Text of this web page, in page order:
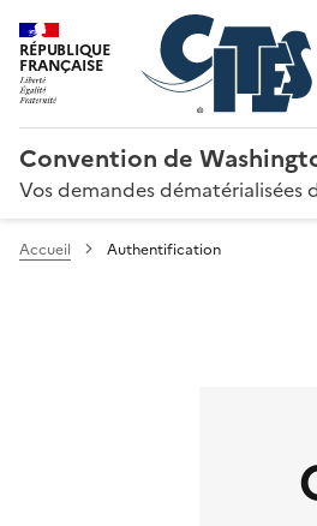
RÉPUBLIQUE
FRANÇAISE
Convention de
Vos demandes
Accueil Authentification